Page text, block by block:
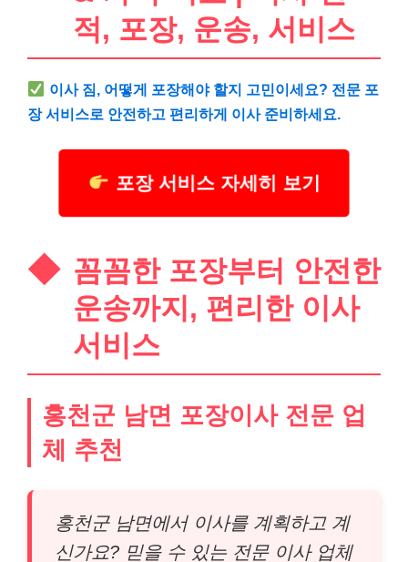
적, 포장, 운송, 서비스
이사 짐, 어떻게 포장해야 할지 고민이세요? 전문 포
장 서비스로 안전하고 편리하게 이사 준비하세요.
포장 서비스 자세히 보기
꼼꼼한 포장부터 안전한
운송까지, 편리한 이사
서비스
홍천군 남면 포장이사 전문 업
체 추천
홍천군 남면에서 이사를 계획하고 계
신가요? 믿을 수 있는 전문 이사 업체